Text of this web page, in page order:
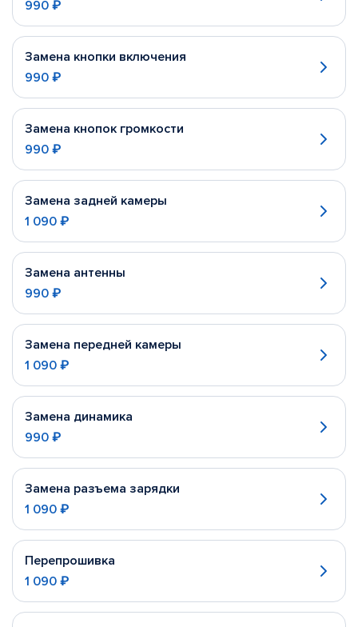
990 ₽
Замена кнопки включения
990 ₽
Замена кнопок громкости
990 ₽
Замена задней камеры
1 090 ₽
Замена антенны
990 ₽
Замена передней камеры
1 090 ₽
Замена динамика
990 ₽
Замена разъема зарядки
1 090 ₽
Перепрошивка
1 090 ₽